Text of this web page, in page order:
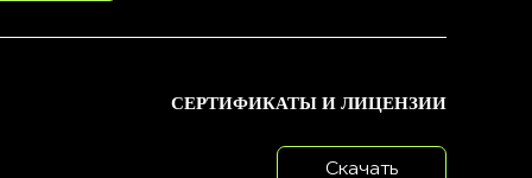
СЕРТИФИКАТЫ И ЛИЦЕНЗИИ
Скачать